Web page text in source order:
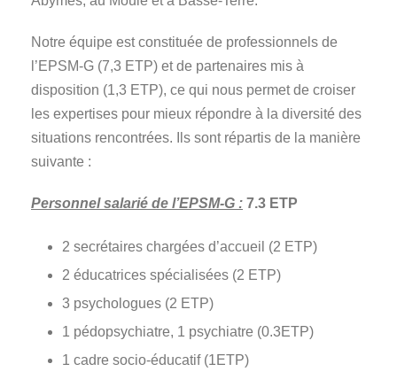
Notre équipe est constituée de professionnels de
l’EPSM-G (7,3 ETP) et de partenaires mis à
disposition (1,3 ETP), ce qui nous permet de croiser
les expertises pour mieux répondre à la diversité des
situations rencontrées. Ils sont répartis de la manière
suivante :
Personnel salarié de l’EPSM-G : 7.3 ETP
2 secrétaires chargées d’accueil (2 ETP)
2 éducatrices spécialisées (2 ETP)
3 psychologues (2 ETP)
1 pédopsychiatre, 1 psychiatre (0.3ETP)
1 cadre socio-éducatif (1ETP)